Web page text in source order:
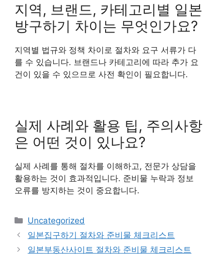
지역, 브랜드, 카테고리별 일본
방구하기 차이는 무엇인가요?
지역별 법규와 정책 차이로 절차와 요구 서류가 다
를 수 있습니다. 브랜드나 카테고리에 따라 추가 요
건이 있을 수 있으므로 사전 확인이 필요합니다.
실제 사례와 활용 팁, 주의사항
은 어떤 것이 있나요?
실제 사례를 통해 절차를 이해하고, 전문가 상담을
활용하는 것이 효과적입니다. 준비물 누락과 정보
오류를 방지하는 것이 중요합니다.
Categories
Uncategorized
일본집구하기 절차와 준비물 체크리스트
일본부동산사이트 절차와 준비물 체크리스트